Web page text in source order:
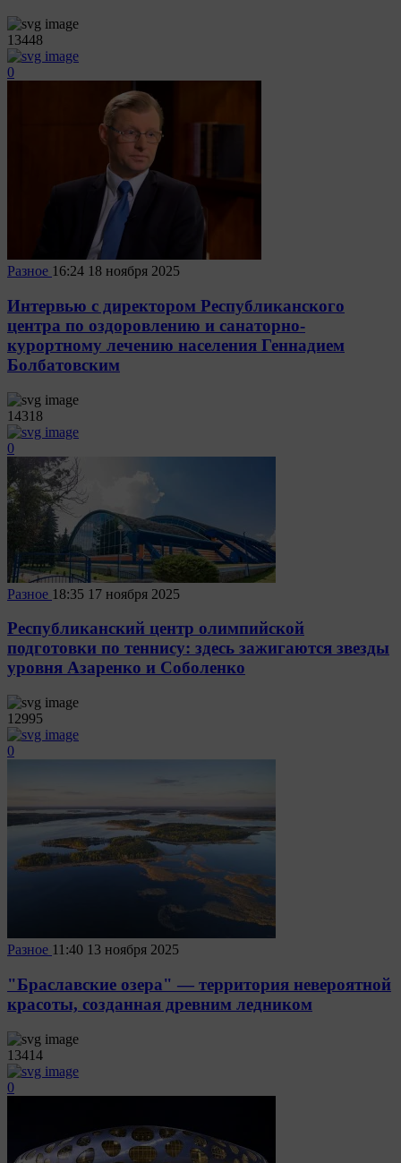
13448
0
Разное 16:24 18 ноября 2025
Интервью с директором Республиканского
центра по оздоровлению и санаторно-
курортному лечению населения Геннадием
Болбатовским
14318
0
Разное 18:35 17 ноября 2025
Республиканский центр олимпийской
подготовки по теннису: здесь зажигаются звезды
уровня Азаренко и Соболенко
12995
0
Разное 11:40 13 ноября 2025
"Браславские озера" — территория невероятной
красоты, созданная древним ледником
13414
0